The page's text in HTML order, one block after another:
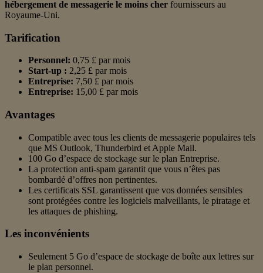
hébergement de messagerie le moins cher fournisseurs au
Royaume-Uni.
Tarification
Personnel: 0,75 £ par mois
Start-up : 2,25 £ par mois
Entreprise: 7,50 £ par mois
Entreprise: 15,00 £ par mois
Avantages
Compatible avec tous les clients de messagerie populaires tels
que MS Outlook, Thunderbird et Apple Mail.
100 Go d’espace de stockage sur le plan Entreprise.
La protection anti-spam garantit que vous n’êtes pas
bombardé d’offres non pertinentes.
Les certificats SSL garantissent que vos données sensibles
sont protégées contre les logiciels malveillants, le piratage et
les attaques de phishing.
Les inconvénients
Seulement 5 Go d’espace de stockage de boîte aux lettres sur
le plan personnel.